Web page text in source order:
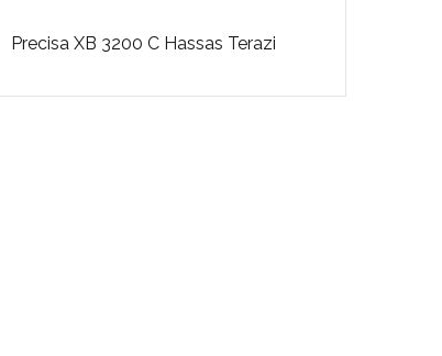
Precisa XB 3200 C Hassas Terazi